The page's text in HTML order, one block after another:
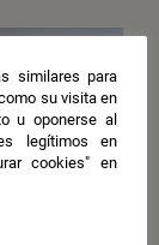
similares para
su visita en
u oponerse al
legítimos en
cookies" en